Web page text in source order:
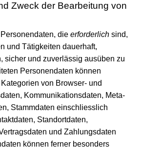
Zweck der Bearbeitung von
die erforderlich sind,
und Tätig­keiten dauerhaft,
sicher und zuverlässig ausüben zu
Personen­daten können
von Browser- und
Kommuni­kations­daten, Meta­
Stamm­daten einschliesslich
Standort­daten,
und Zahlungs­daten
können ferner besonders